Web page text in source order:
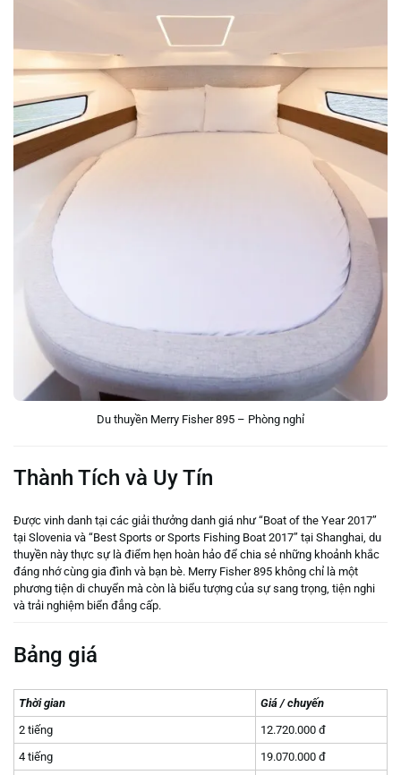
Du thuyền Merry Fisher 895 – Phòng nghỉ
Thành Tích và Uy Tín
Được vinh danh tại các giải thưởng danh giá như “Boat of the Year 2017”
tại Slovenia và “Best Sports or Sports Fishing Boat 2017” tại Shanghai, du
thuyền này thực sự là điểm hẹn hoàn hảo để chia sẻ những khoảnh khắc
đáng nhớ cùng gia đình và bạn bè. Merry Fisher 895 không chỉ là một
phương tiện di chuyển mà còn là biểu tượng của sự sang trọng, tiện nghi
và trải nghiệm biển đẳng cấp.
Bảng giá
Thời gian
Giá / chuyến
2 tiếng
12.720.000 đ
4 tiếng
19.070.000 đ